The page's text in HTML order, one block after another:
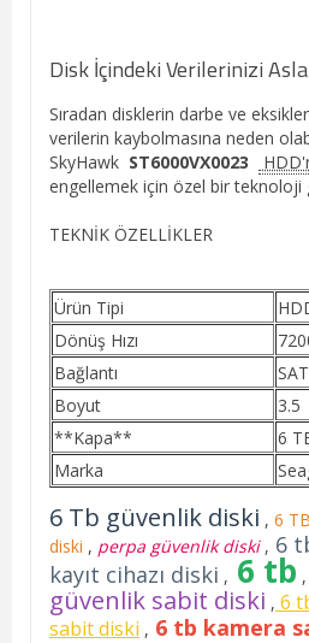
Disk İçindeki Verilerinizi
Sıradan disklerin darbe ve
verilerin kaybolmasına neden
SkyHawk ST6000VX0023
engellemek için özel bir teknoloji
TEKNİK ÖZELLİKLER
Ürün Tipi
Dönüş Hızı
Bağlantı
Boyut
3.5
**Kapa**
6
Marka
6 Tb güvenlik diski , 6
diski , perpa güvenlik diski, 6
kayıt cihazı diski , 6 tb ,
güvenlik sabit diski , 6
sabit diski , 6 tb kamera